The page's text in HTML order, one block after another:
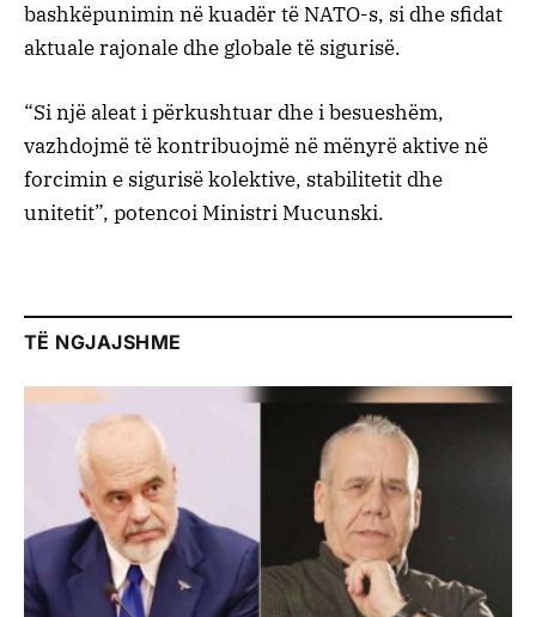
bashkëpunimin në kuadër të NATO-s, si dhe sfidat
aktuale rajonale dhe globale të sigurisë.
“Si një aleat i përkushtuar dhe i besueshëm,
vazhdojmë të kontribuojmë në mënyrë aktive në
forcimin e sigurisë kolektive, stabilitetit dhe
unitetit”, potencoi Ministri Mucunski.
TË NGJAJSHME